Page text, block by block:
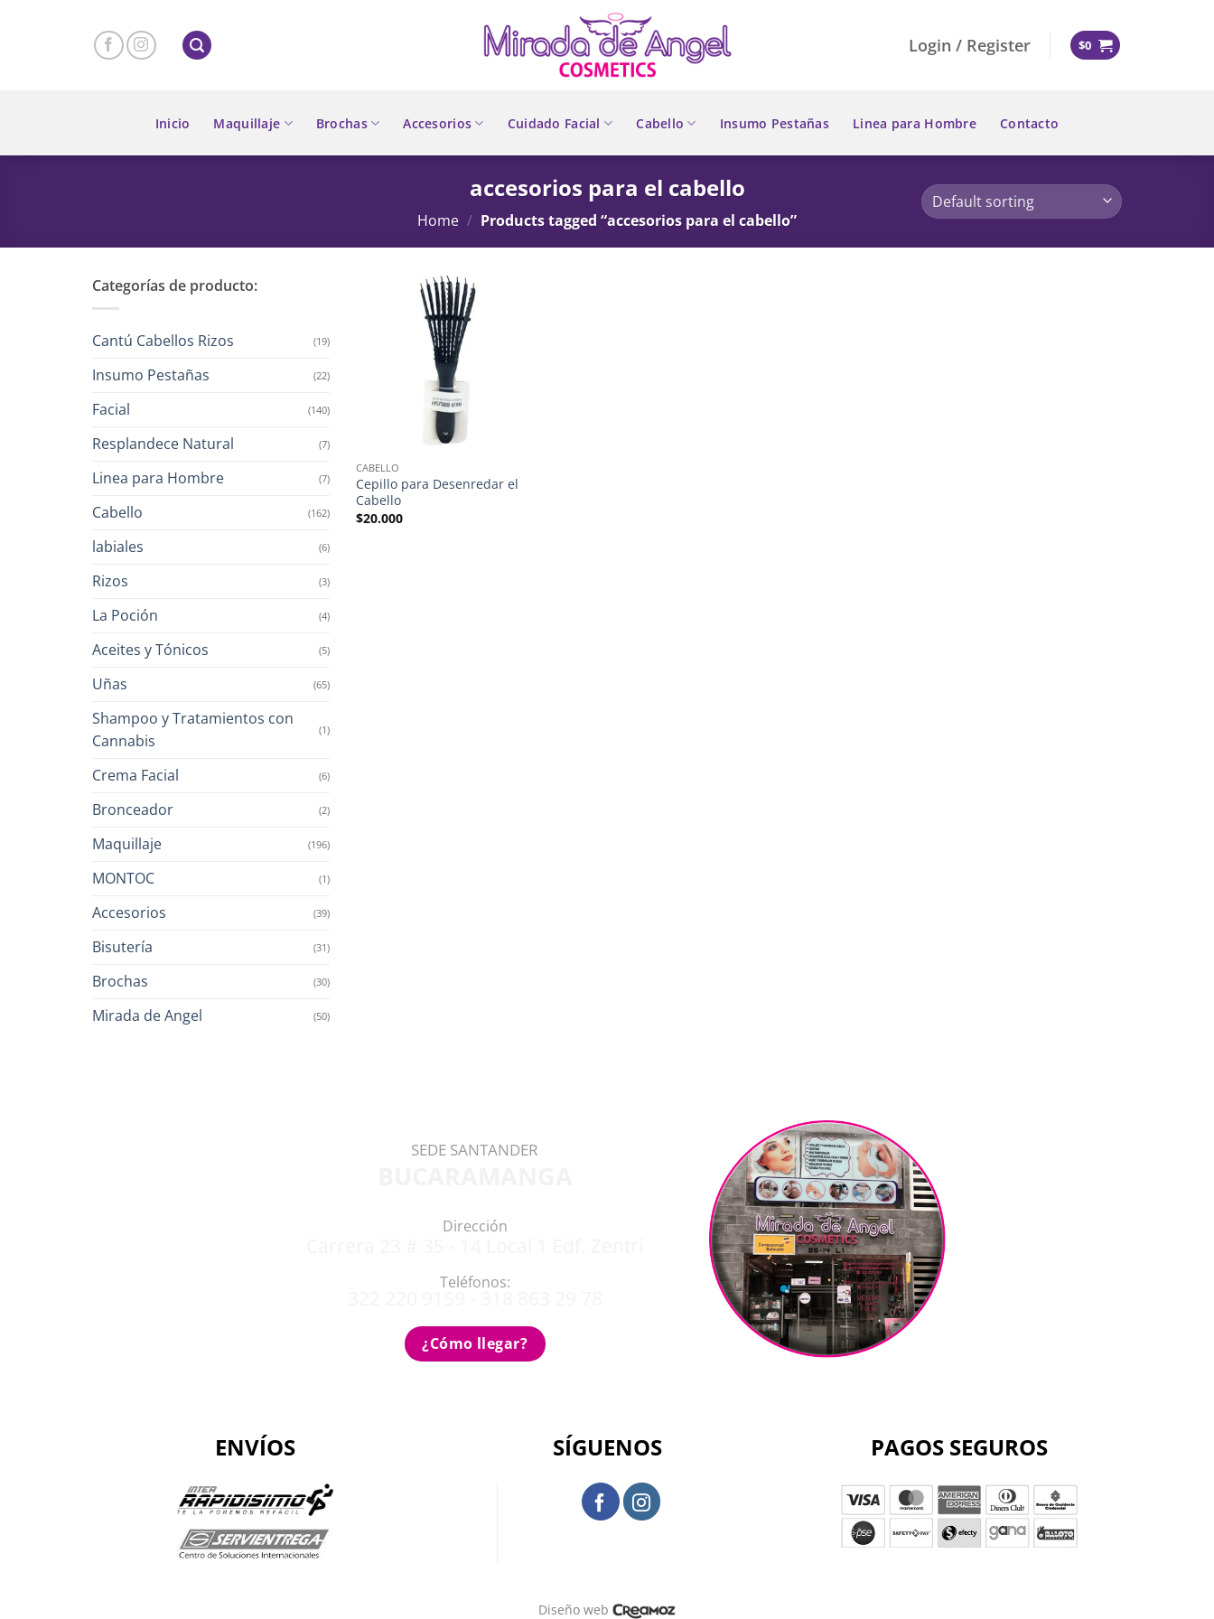
Login / Register $0
Inicio Maquillaje Brochas Accesorios Cuidado Facial Cabello Insumo Pestañas Linea para Hombre Contacto
accesorios para el cabello
Home / Products tagged “accesorios para el cabello”
Categorías de producto:
Cantú Cabellos Rizos (19)
Insumo Pestañas (22)
Facial (140)
Resplandece Natural (7)
Linea para Hombre (7)
Cabello (162)
labiales (6)
Rizos (3)
La Poción (4)
Aceites y Tónicos (5)
Uñas (65)
Shampoo y Tratamientos con
Cannabis
(1)
Crema Facial (6)
Bronceador (2)
Maquillaje (196)
MONTOC (1)
Accesorios (39)
Bisutería (31)
Brochas (30)
Mirada de Angel (50)
CABELLO
Cepillo para Desenredar el
Cabello
$20.000
SEDE SANTANDER
Dirección
Teléfonos:
¿Cómo llegar?
ENVÍOS SÍGUENOS PAGOS SEGUROS
Diseño web